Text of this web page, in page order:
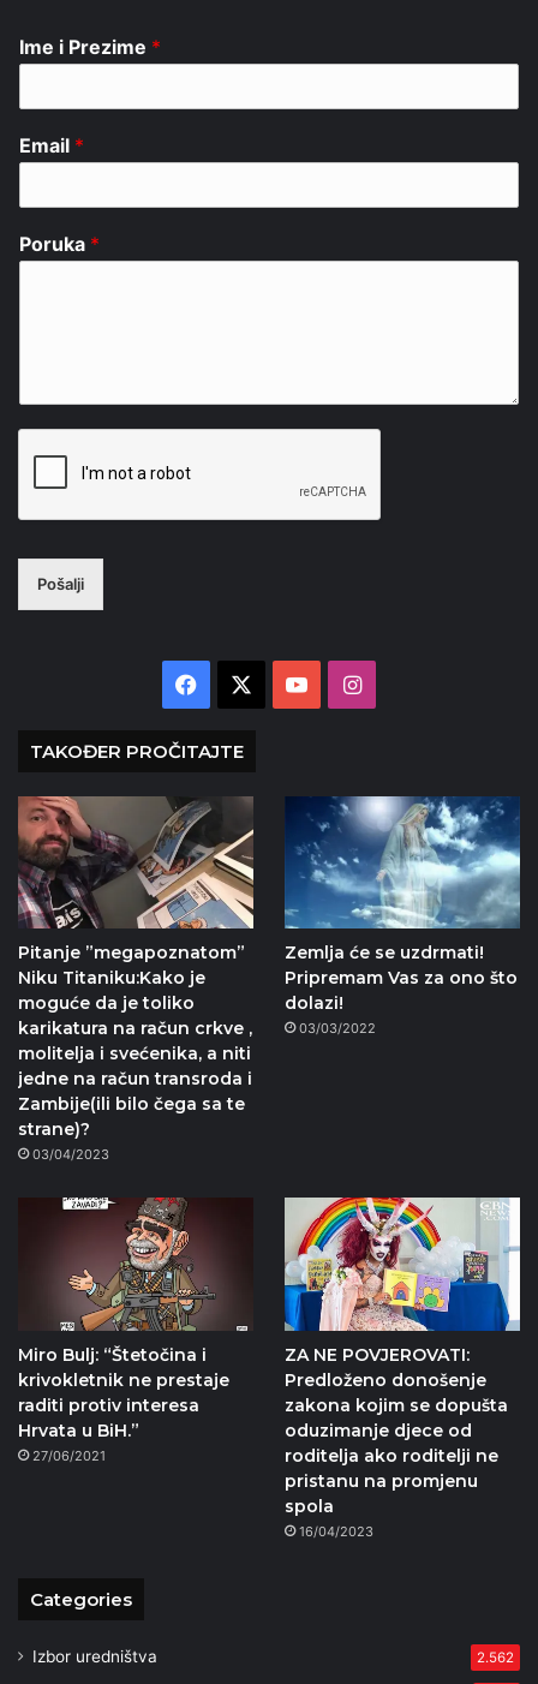
Ime i Prezime *
Email *
Poruka *
Pošalji
Facebook YouTubeInstagram
TAKOĐER PROČITAJTE
Pitanje ”megapoznatom”
Niku Titaniku:Kako je
moguće da je toliko
karikatura na račun crkve ,
molitelja i svećenika, a niti
jedne na račun transroda i
Zambije(ili bilo čega sa te
strane)?
03/04/2023
Zemlja će se uzdrmati!
Pripremam Vas za ono što
dolazi!
03/03/2022
Miro Bulj: “Štetočina i
krivokletnik ne prestaje
raditi protiv interesa
Hrvata u BiH.”
27/06/2021
ZA NE POVJEROVATI:
Predloženo donošenje
zakona kojim se dopušta
oduzimanje djece od
roditelja ako roditelji ne
pristanu na promjenu
spola
16/04/2023
Categories
Izbor uredništva 2.562